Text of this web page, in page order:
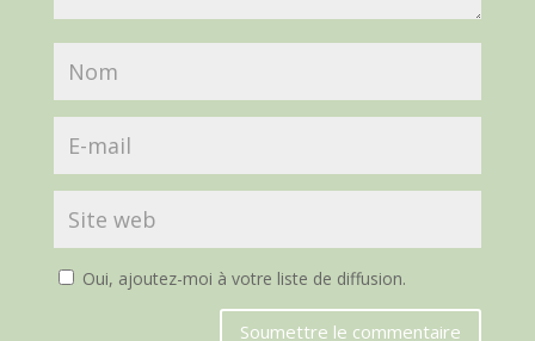
Oui, ajoutez-moi à votre liste de diffusion.
Soumettre le commentaire